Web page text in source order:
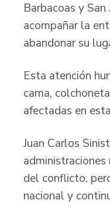
Barbacoas y
acompañar la
abandonar su
Esta atención
cama,
afectadas en
Juan Carlos
del conflicto,
nacional y